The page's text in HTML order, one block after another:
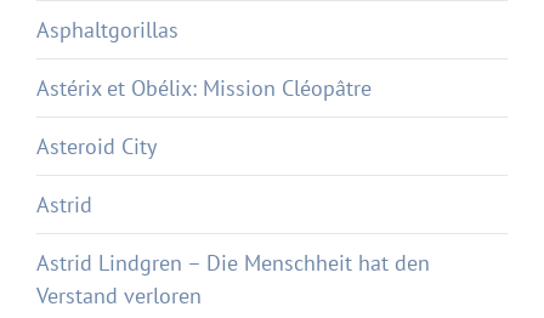
Asphaltgorillas
Astérix et Obélix: Mission Cléopâtre
Asteroid City
Astrid
Astrid Lindgren – Die Menschheit hat den
Verstand verloren